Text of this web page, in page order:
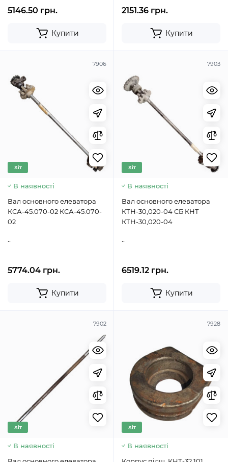
5146.50 грн.
Купити
2151.36 грн.
Купити
7906
Хіт
В наявності
Вал основного елеватора
КСА-45.070-02 КСА-45.070-
02
..
5774.04 грн.
Купити
7903
Хіт
В наявності
Вал основного елеватора
КТН-30,020-04 СБ КНТ
КТН-30,020-04
..
6519.12 грн.
Купити
7902
Хіт
В наявності
7928
Хіт
В наявності